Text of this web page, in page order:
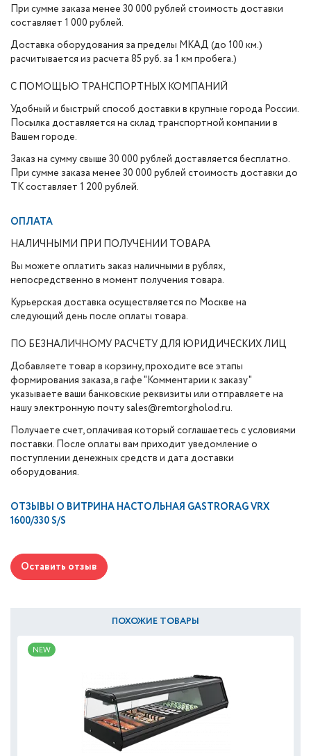
При сумме заказа менее 30 000 рублей стоимость доставки
составляет 1 000 рублей.
Доставка оборудования за пределы МКАД (до 100 км.)
расчитывается из расчета 85 руб. за 1 км пробега.)
С ПОМОЩЬЮ ТРАНСПОРТНЫХ КОМПАНИЙ
Удобный и быстрый способ доставки в крупные города России.
Посылка доставляется на склад транспортной компании в
Вашем городе.
Заказ на сумму свыше 30 000 рублей доставляется бесплатно.
При сумме заказа менее 30 000 рублей стоимость доставки до
ТК составляет 1 200 рублей.
ОПЛАТА
НАЛИЧНЫМИ ПРИ ПОЛУЧЕНИИ ТОВАРА
Вы можете оплатить заказ наличными в рублях,
непосредственно в момент получения товара.
Курьерская доставка осуществляется по Москве на
следующий день после оплаты товара.
ПО БЕЗНАЛИЧНОМУ РАСЧЕТУ ДЛЯ ЮРИДИЧЕСКИХ ЛИЦ
Добавляете товар в корзину, проходите все этапы
формирования заказа, в гафе "Комментарии к заказу"
указываете ваши банковские реквизиты или отправляете на
нашу электронную почту sales@remtorgholod.ru.
Получаете счет, оплачивая который соглашаетесь с условиями
поставки. После оплаты вам приходит уведомление о
поступлении денежных средств и дата доставки
оборудования.
ОТЗЫВЫ О ВИТРИНА НАСТОЛЬНАЯ GASTRORAG VRX
1600/330 S/S
Оставить отзыв
ПОХОЖИЕ ТОВАРЫ
NEW